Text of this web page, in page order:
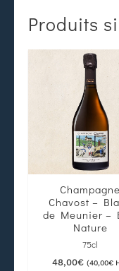
Produits
Champagne
Chavost –
de Meunier –
Nature
75cl
48,00€ (40,00€